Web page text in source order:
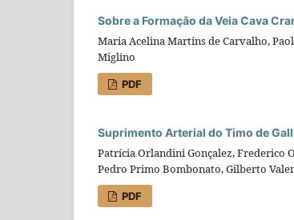
Sobre a Formação da Veia Cava
Maria Acelina Martins de Carvalho,
Miglino
PDF
Suprimento Arterial do Timo de
Patrícia Orlandini Gonçalez, Frederico
Pedro Primo Bombonato, Gilberto
PDF